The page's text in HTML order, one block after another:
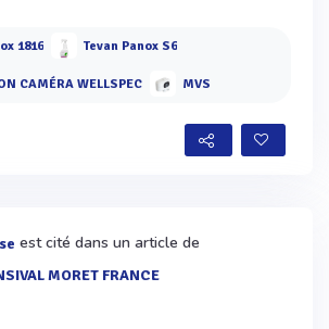
1816 Tevan Panox S6
CAMÉRA WELLSPEC MVS
est cité dans un article de
MORET FRANCE